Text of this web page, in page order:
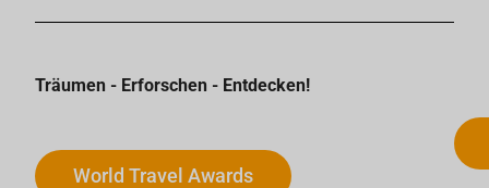
Träumen - Erforschen - Entdecken!
World Travel Awards